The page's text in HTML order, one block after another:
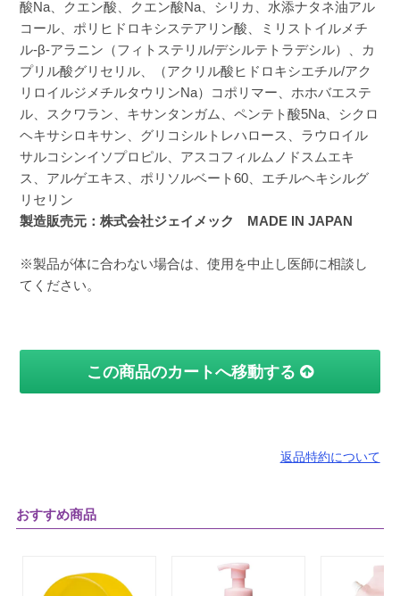
酸Na、クエン酸、クエン酸Na、シリカ、水添ナタネ油アル
コール、ポリヒドロキシステアリン酸、ミリストイルメチ
ル-β-アラニン（フィトステリル/デシルテトラデシル）、カ
プリル酸グリセリル、（アクリル酸ヒドロキシエチル/アク
リロイルジメチルタウリンNa）コポリマー、ホホバエステ
ル、スクワラン、キサンタンガム、ペンテト酸5Na、シクロ
ヘキサシロキサン、グリコシルトレハロース、ラウロイル
サルコシンイソプロピル、アスコフィルムノドスムエキ
ス、アルゲエキス、ポリソルベート60、エチルヘキシルグ
リセリン
製造販売元：株式会社ジェイメック MADE IN JAPAN
※製品が体に合わない場合は、使用を中止し医師に相談し
てください。
この商品のカートへ移動する
返品特約について
おすすめ商品